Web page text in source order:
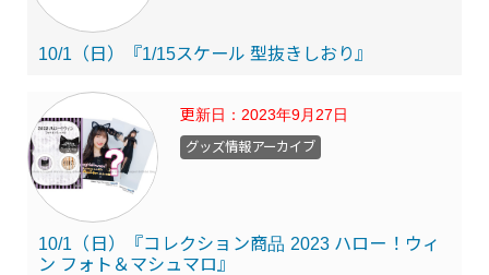
10/1（日）『1/15スケール 型抜きしおり』
更新日： 2023年9月27日
10/1（日）『コレクション商品 2023 ハロー！ウィ
ン フォト＆マシュマロ』
グッズ情報アーカイブ